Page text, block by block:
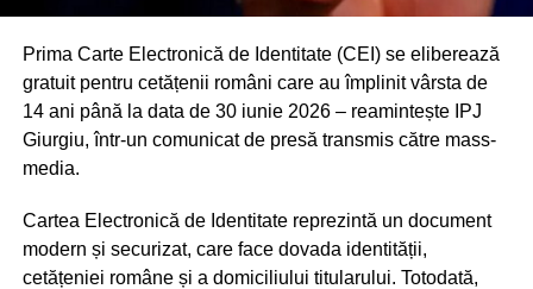
Prima Carte Electronică de Identitate (CEI) se eliberează
gratuit pentru cetățenii români care au împlinit vârsta de
14 ani până la data de 30 iunie 2026 – reamintește IPJ
Giurgiu, într-un comunicat de presă transmis către mass-
media.
Cartea Electronică de Identitate reprezintă un document
modern și securizat, care face dovada identității,
cetățeniei române și a domiciliului titularului. Totodată,